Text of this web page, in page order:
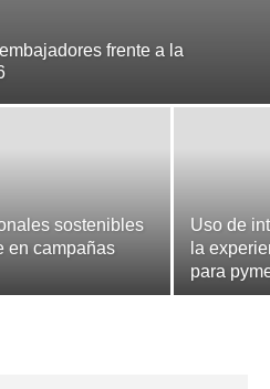
frente a la
sostenibles
en campañas
Uso de
la
para